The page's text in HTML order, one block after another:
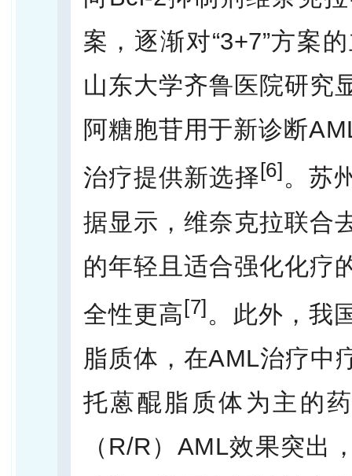
案，逐渐对“3+7”方案
山东大学齐鲁医院研究
阿糖胞苷用于新诊断
治疗提供新选择[6]。苏
据显示，维奈克拉联合
的年轻且适合强化化疗
全性更高[7]。此外，我
脂质体，在AML治疗中
托蒽醌脂质体为主的
（R/R）AML效果突出